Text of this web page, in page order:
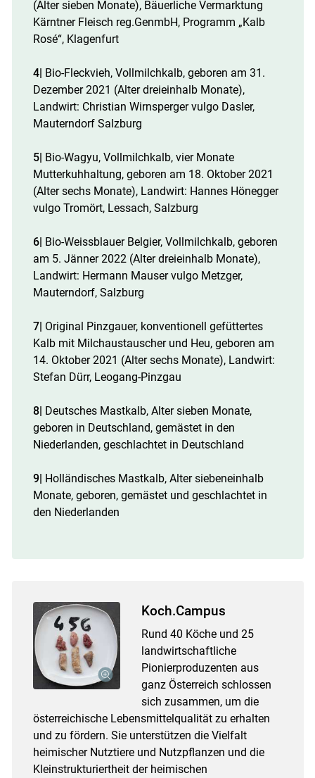
(Alter sieben Monate), Bäuerliche Vermarktung
Kärntner Fleisch reg.GenmbH, Programm „Kalb
Rosé“, Klagenfurt
4| Bio-Fleckvieh, Vollmilchkalb, geboren am 31.
Dezember 2021 (Alter dreieinhalb Monate),
Landwirt: Christian Wirnsperger vulgo Dasler,
Mauterndorf Salzburg
5| Bio-Wagyu, Vollmilchkalb, vier Monate
Mutterkuhhaltung, geboren am 18. Oktober 2021
(Alter sechs Monate), Landwirt: Hannes Hönegger
vulgo Tromört, Lessach, Salzburg
6| Bio-Weissblauer Belgier, Vollmilchkalb, geboren
am 5. Jänner 2022 (Alter dreieinhalb Monate),
Landwirt: Hermann Mauser vulgo Metzger,
Mauterndorf, Salzburg
7| Original Pinzgauer, konventionell gefüttertes
Kalb mit Milchaustauscher und Heu, geboren am
14. Oktober 2021 (Alter sechs Monate), Landwirt:
Stefan Dürr, Leogang-Pinzgau
8| Deutsches Mastkalb, Alter sieben Monate,
geboren in Deutschland, gemästet in den
Niederlanden, geschlachtet in Deutschland
9| Holländisches Mastkalb, Alter siebeneinhalb
Monate, geboren, gemästet und geschlachtet in
den Niederlanden
Koch.Campus
Rund 40 Köche und 25
landwirtschaftliche
Pionierproduzenten aus
ganz Österreich schlossen
sich zusammen, um die
österreichische Lebensmittelqualität zu erhalten
und zu fördern. Sie unterstützen die Vielfalt
heimischer Nutztiere und Nutzpflanzen und die
Kleinstrukturiertheit der heimischen